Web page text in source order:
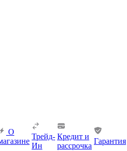
О
Трейд-
Ин
Кредит и
рассрочка
Гарантия